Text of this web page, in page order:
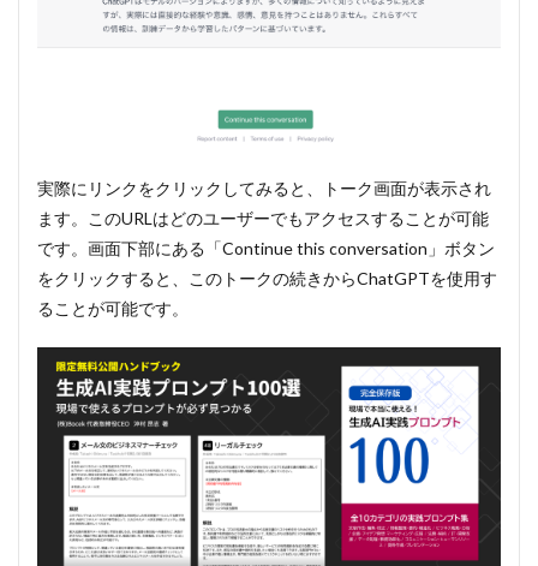
実際にリンクをクリックしてみると、トーク画面が表示され
ます。このURLはどのユーザーでもアクセスすることが可能
です。画面下部にある「Continue this conversation」ボタン
をクリックすると、このトークの続きからChatGPTを使用す
ることが可能です。